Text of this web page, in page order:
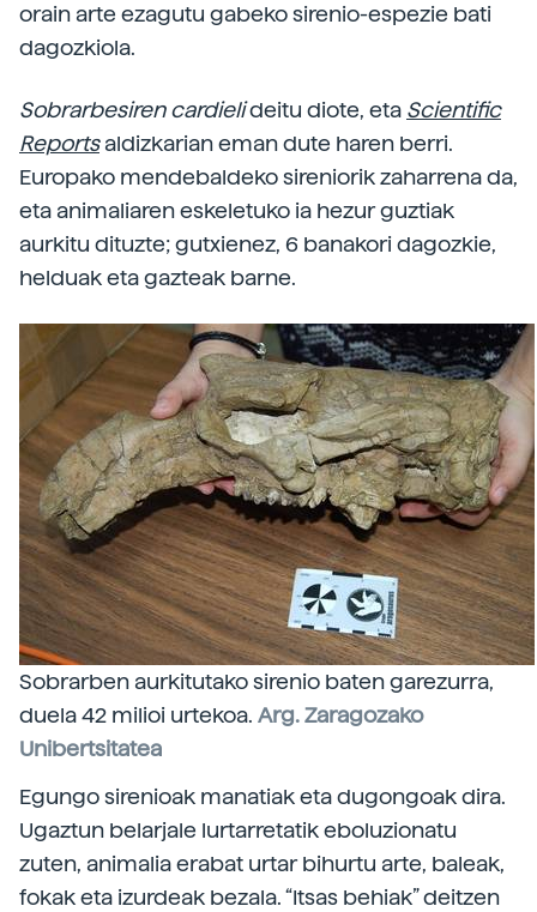
orain arte ezagutu gabeko sirenio-espezie bati
dagozkiola.
Sobrarbesiren cardielideitu diote, eta Scientific
Reports aldizkarian eman dute haren berri.
Europako mendebaldeko sireniorik zaharrena da,
eta animaliaren eskeletuko ia hezur guztiak
aurkitu dituzte; gutxienez, 6 banakori dagozkie,
helduak eta gazteak barne.
Sobrarben aurkitutako sirenio baten garezurra,
duela 42 milioi urtekoa. Arg. Zaragozako
Unibertsitatea
Egungo sirenioak manatiak eta dugongoak dira.
Ugaztun belarjale lurtarretatik eboluzionatu
zuten, animalia erabat urtar bihurtu arte, baleak,
fokak eta izurdeak bezala. “Itsas behiak” deitzen